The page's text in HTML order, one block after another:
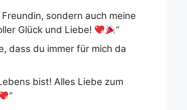
sondern auch meine
Glück und Liebe!
“
dass du immer für mich da
bist! Alles Liebe zum
“